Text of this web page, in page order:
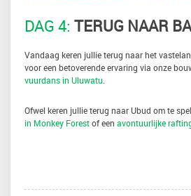
DAG 4: TERUG NAAR
Vandaag keren jullie terug naar het
voor een betoverende ervaring via onze
vuurdans in Uluwatu
Ofwel keren jullie terug naar Ubud om te
in Monkey Forestof een avontuurlijke